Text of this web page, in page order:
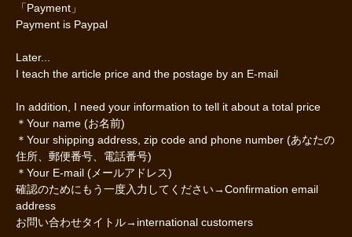
「Payment」
Payment is Paypal
Later...
I teach the article price and the postage by an E-mail
In addition, I need your information to tell it about a total price
＊Your name (お名前)
＊Your shipping address, zip code and phone number (あなたの
住所、郵便番号、電話番号)
＊Your E-mail (メールアドレス)
確認のためにもう一度入力してください→Confirmation email
address
お問い合わせタイトル→international customers